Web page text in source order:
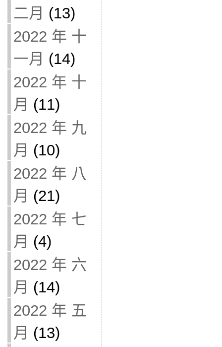
二月 (13)
2022 年 十
一月 (14)
2022 年 十
月 (11)
2022 年 九
月 (10)
2022 年 八
月 (21)
2022 年 七
月 (4)
2022 年 六
月 (14)
2022 年 五
月 (13)